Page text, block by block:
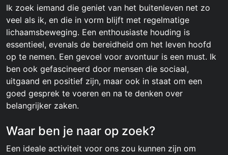
Ik zoek iemand die geniet van het buitenleven net zo
veel als ik, en die in vorm blijft met regelmatige
lichaamsbeweging. Een enthousiaste houding is
essentieel, evenals de bereidheid om het leven hoofd
op te nemen. Een gevoel voor avontuur is een must. Ik
ben ook gefascineerd door mensen die sociaal,
uitgaand en positief zijn, maar ook in staat om een
goed gesprek te voeren en na te denken over
belangrijker zaken.
Waar ben je naar op zoek?
Een ideale activiteit voor ons zou kunnen zijn om